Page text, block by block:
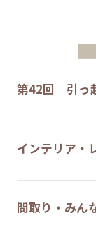
第42回 引っ
インテリア
間取り・み